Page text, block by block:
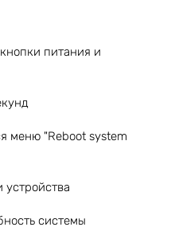
питания и
меню "Reboot system
устройства
системы